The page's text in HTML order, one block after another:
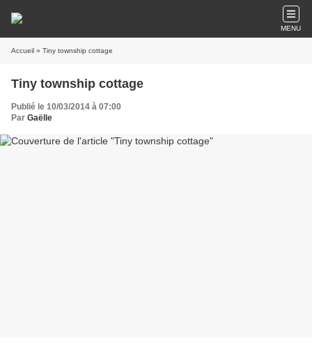
MENU
Accueil » Tiny township cottage
Tiny township cottage
Publié le 10/03/2014 à 07:00
Par Gaëlle